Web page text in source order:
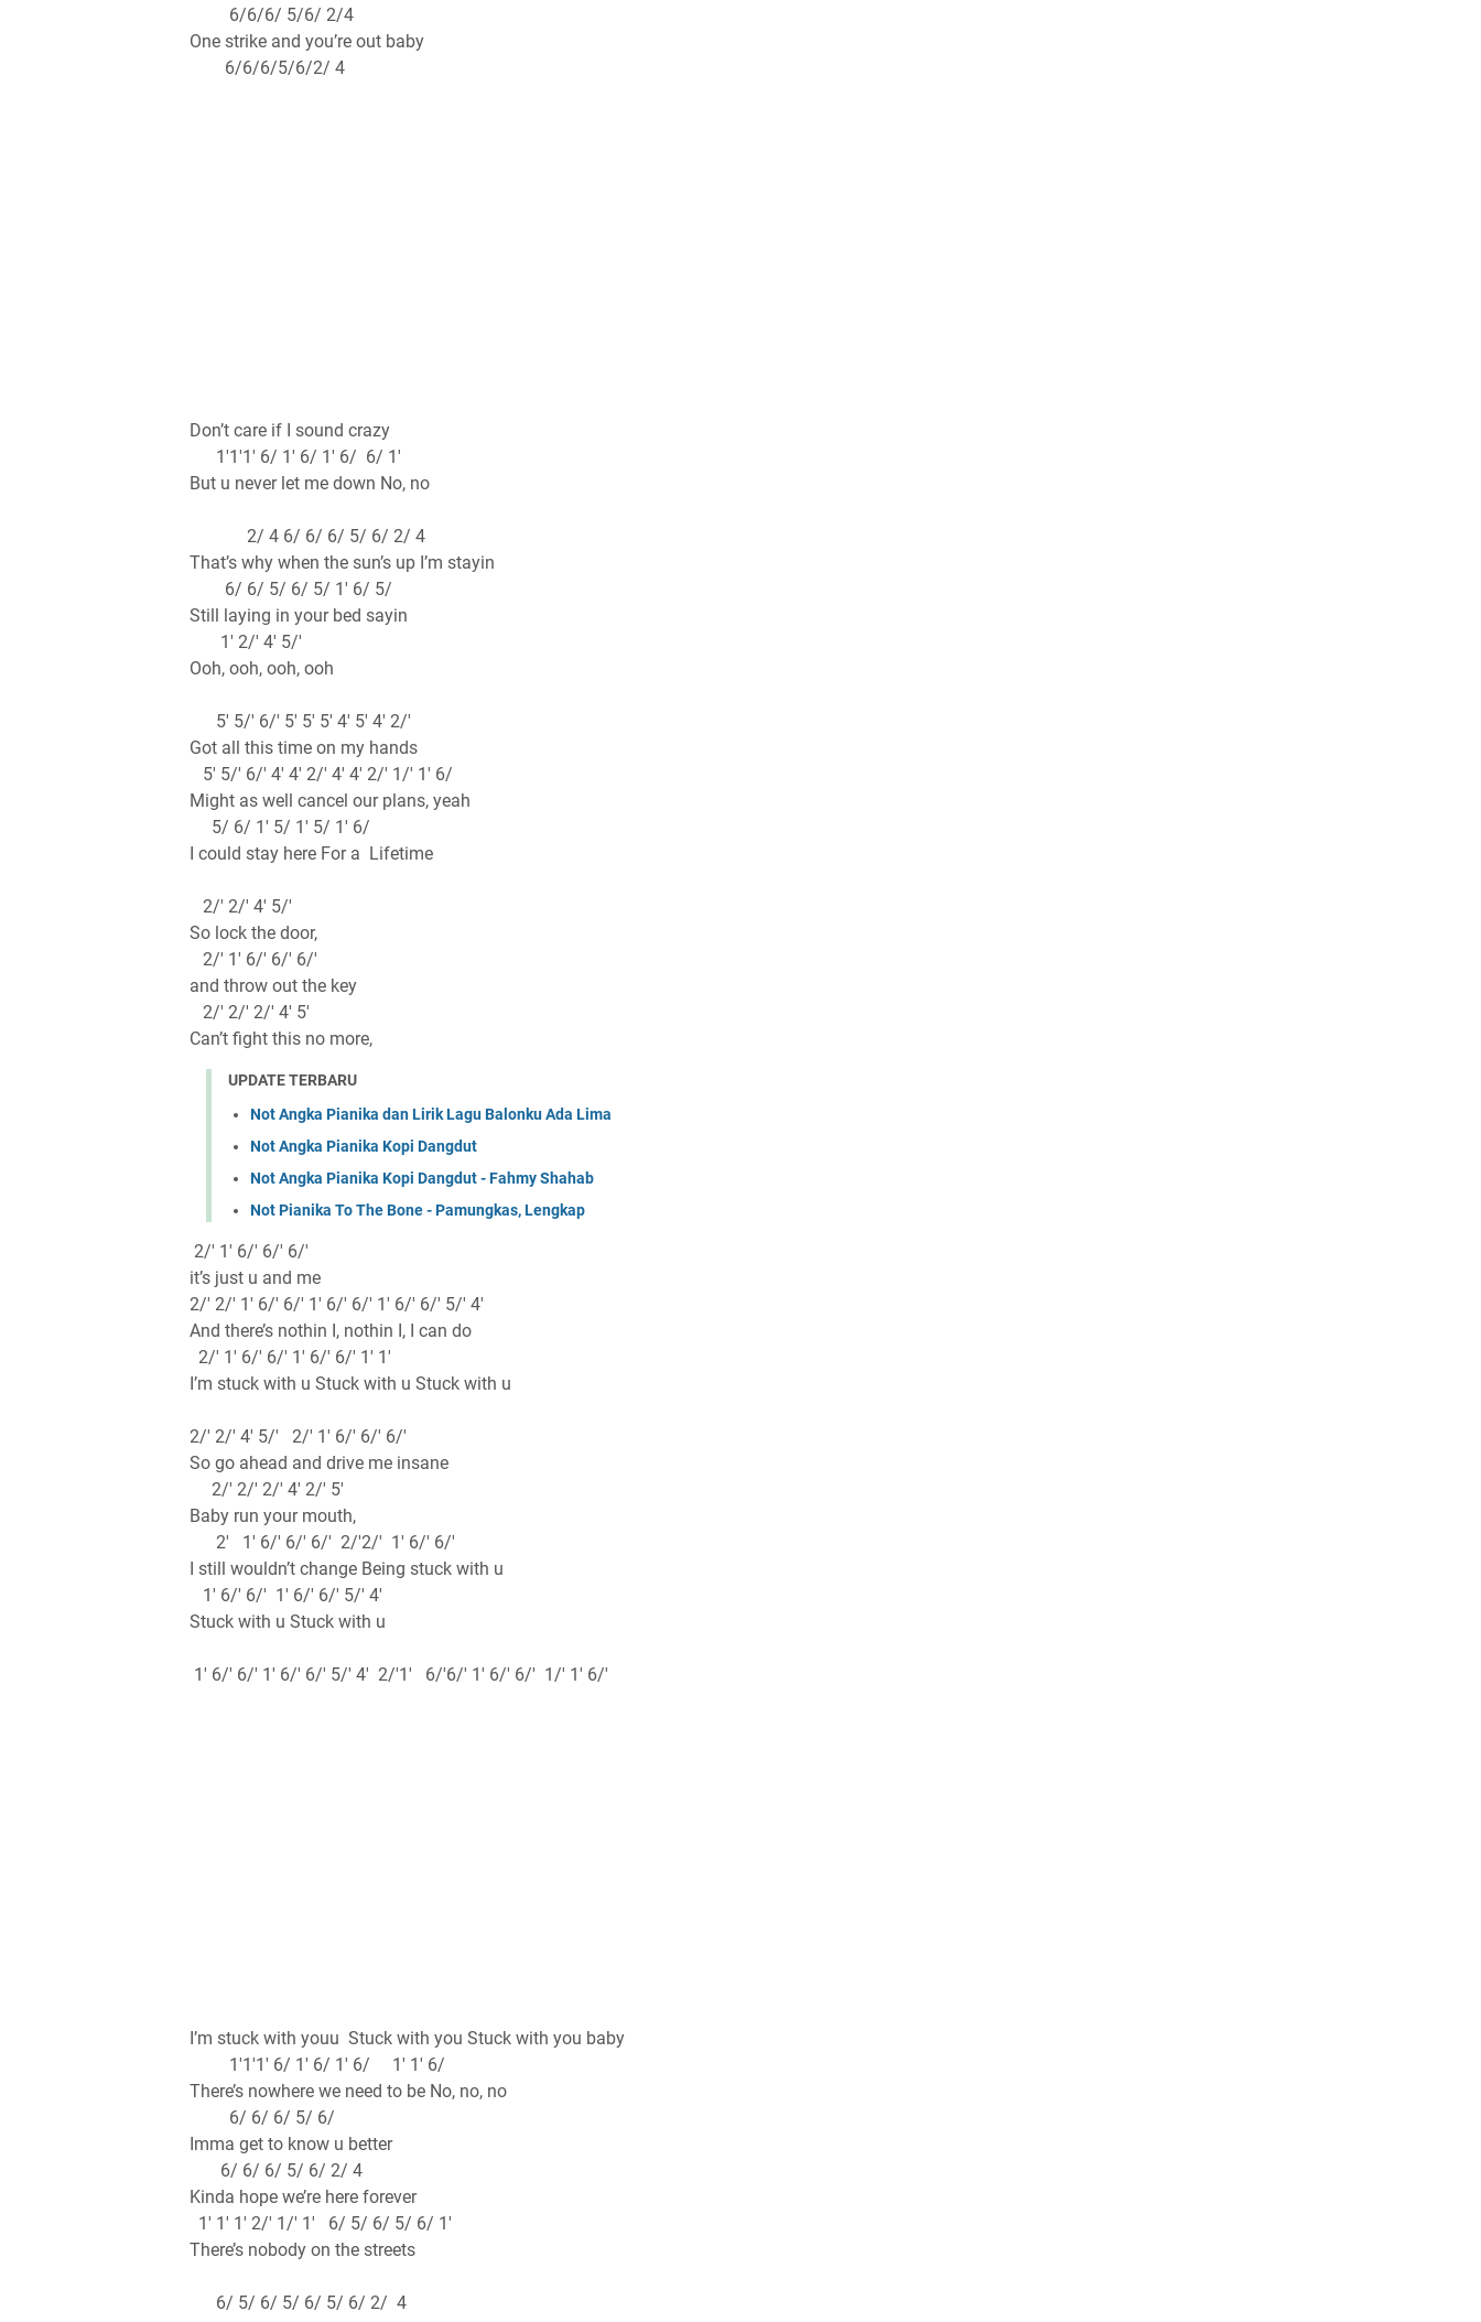
6/6/6/ 5/6/ 2/4
One strike and you’re out baby
6/6/6/5/6/2/ 4
Don’t care if I sound crazy
1'1'1' 6/ 1' 6/ 1' 6/ 6/ 1'
But u never let me down No, no
2/ 4 6/ 6/ 6/ 5/ 6/ 2/ 4
That’s why when the sun’s up I’m stayin
6/ 6/ 5/ 6/ 5/ 1' 6/ 5/
Still laying in your bed sayin
1' 2/' 4' 5/'
Ooh, ooh, ooh, ooh
5' 5/' 6/' 5' 5' 5' 4' 5' 4' 2/'
Got all this time on my hands
5' 5/' 6/' 4' 4' 2/' 4' 4' 2/' 1/' 1' 6/
Might as well cancel our plans, yeah
5/ 6/ 1' 5/ 1' 5/ 1' 6/
I could stay here For a Lifetime
2/' 2/' 4' 5/'
So lock the door,
2/' 1' 6/' 6/' 6/'
and throw out the key
2/' 2/' 2/' 4' 5'
Can’t fight this no more,
UPDATE TERBARU
Not Angka Pianika dan Lirik Lagu Balonku Ada Lima
Not Angka Pianika Kopi Dangdut
Not Angka Pianika Kopi Dangdut - Fahmy Shahab
Not Pianika To The Bone - Pamungkas, Lengkap
2/' 1' 6/' 6/' 6/'
it’s just u and me
2/' 2/' 1' 6/' 6/' 1' 6/' 6/' 1' 6/' 6/' 5/' 4'
And there’s nothin I, nothin I, I can do
2/' 1' 6/' 6/' 1' 6/' 6/' 1' 1'
I’m stuck with u Stuck with u Stuck with u
2/' 2/' 4' 5/' 2/' 1' 6/' 6/' 6/'
So go ahead and drive me insane
2/' 2/' 2/' 4' 2/' 5'
Baby run your mouth,
2' 1' 6/' 6/' 6/' 2/'2/' 1' 6/' 6/'
I still wouldn’t change Being stuck with u
1' 6/' 6/' 1' 6/' 6/' 5/' 4'
Stuck with u Stuck with u
1' 6/' 6/' 1' 6/' 6/' 5/' 4' 2/'1' 6/'6/' 1' 6/' 6/' 1/' 1' 6/'
I’m stuck with youu Stuck with you Stuck with you baby
1'1'1' 6/ 1' 6/ 1' 6/ 1' 1' 6/
There’s nowhere we need to be No, no, no
6/ 6/ 6/ 5/ 6/
Imma get to know u better
6/ 6/ 6/ 5/ 6/ 2/ 4
Kinda hope we’re here forever
1' 1' 1' 2/' 1/' 1' 6/ 5/ 6/ 5/ 6/ 1'
There’s nobody on the streets
6/ 5/ 6/ 5/ 6/ 5/ 6/ 2/ 4